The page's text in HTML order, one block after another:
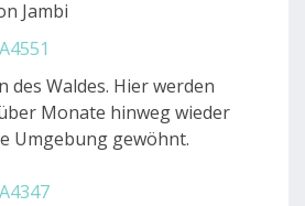
Jambi
des Waldes. Hier werden
Monate hinweg wieder
Umgebung gewöhnt.